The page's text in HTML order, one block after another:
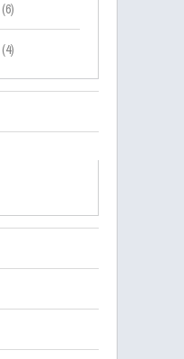
(6)
(4)